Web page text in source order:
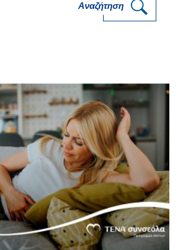
Αναζήτηση